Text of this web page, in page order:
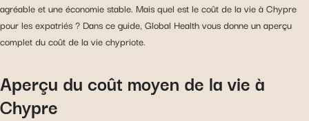
agréable et une économie stable. Mais quel est le coût de la vie à Chypre
pour les expatriés ? Dans ce guide, Global Health vous donne un aperçu
complet du coût de la vie chypriote.
Aperçu du coût moyen de la vie à
Chypre